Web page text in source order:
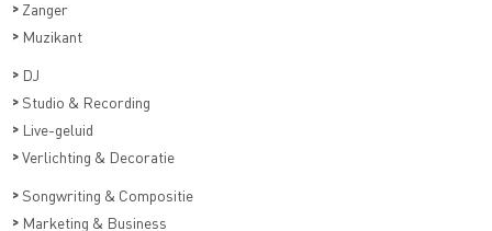
> Zanger
> Muzikant
> DJ
> Studio & Recording
> Live-geluid
>Verlichting & Decoratie
> Songwriting & Compositie
> Marketing & Business